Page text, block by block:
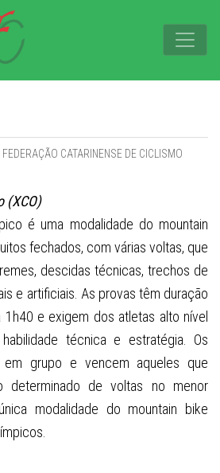
CATARINENSE DE CICLISMO
(XCO)
é uma modalidade do mountain
fechados, com várias voltas, que
descidas técnicas, trechos de
e artificiais. As provas têm duração
e exigem dos atletas alto nível
técnica e estratégia. Os
em grupo e vencem aqueles que
determinado de voltas no menor
modalidade do mountain bike